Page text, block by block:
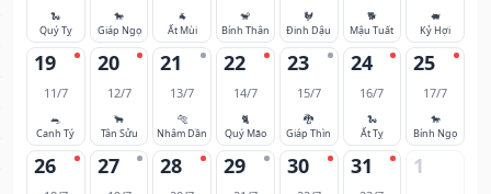
🐍
Quý Tỵ
🐎
Giáp Ngọ
🐐
Ất Mùi
🐒
Bính Thân
🐓
Đinh Dậu
🐕
Mậu Tuất
🐖
Kỷ Hợi
19
11/7
🐀
Canh Tý
20
12/7
🐂
Tân Sửu
21
13/7
🐅
Nhâm Dần
22
14/7
🐈
Quý Mão
23
15/7
🐉
Giáp Thìn
24
16/7
🐍
Ất Tỵ
25
17/7
🐎
Bính Ngọ
26 27 28 29 30 31 1